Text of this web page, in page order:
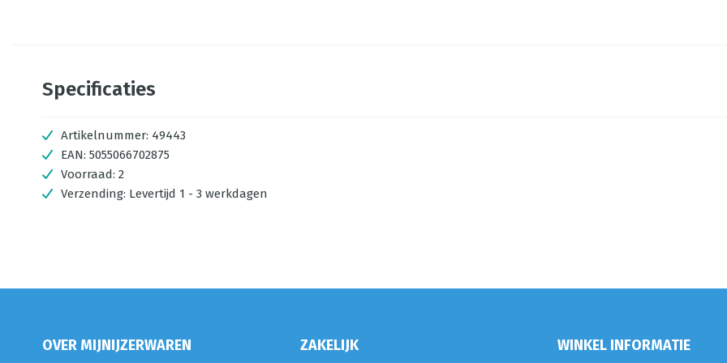
Specificaties
Artikelnummer: 49443
EAN: 5055066702875
Voorraad: 2
Verzending: Levertijd 1 - 3 werkdagen
OVER MIJNIJZERWAREN ZAKELIJK WINKEL INFORMATIE